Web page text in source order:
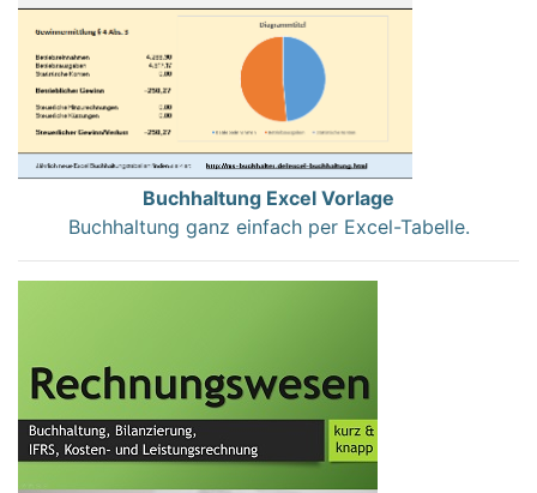
Buchhaltung Excel Vorlage
Buchhaltung ganz einfach per Excel-Tabelle.